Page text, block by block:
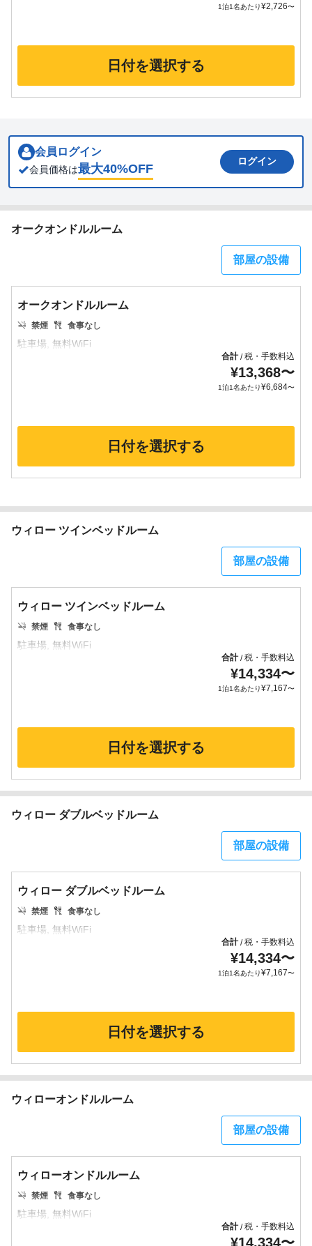
1泊1名あたり¥2,726〜
日付を選択する
会員ログイン
会員価格は最大40%OFF
ログイン
オークオンドルルーム
部屋の設備
オークオンドルルーム
禁煙 食事なし
合計/税・手数料込
¥13,368〜
1泊1名あたり¥6,684〜
日付を選択する
ウィロー ツインベッドルーム
部屋の設備
ウィロー ツインベッドルーム
禁煙 食事なし
合計/税・手数料込
¥14,334〜
1泊1名あたり¥7,167〜
日付を選択する
ウィロー ダブルベッドルーム
部屋の設備
ウィロー ダブルベッドルーム
禁煙 食事なし
合計/税・手数料込
¥14,334〜
1泊1名あたり¥7,167〜
日付を選択する
ウィローオンドルルーム
部屋の設備
ウィローオンドルルーム
禁煙 食事なし
合計/税・手数料込
¥14,334〜